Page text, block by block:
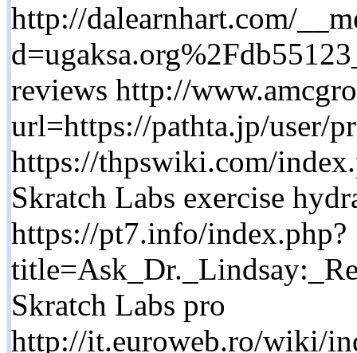
http://dalearnhart.com/
reviews http://
url=https://pathta.jp/user/
https://thpswiki.com/
Skratch Labs exercise
https://pt7.info/index.php?
Skratch Labs pro
http://it.euroweb.ro/wiki/